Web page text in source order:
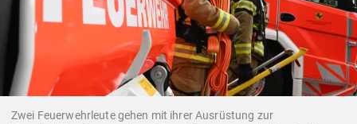
Zwei Feuerwehrleute gehen mit ihrer Ausrüstung zur